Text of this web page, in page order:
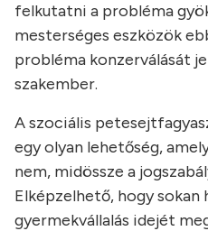
felkutatni a probléma
mesterséges eszközök
probléma konzerválását
szakember.
A szociális
egy olyan lehetőség,
nem, midössze a
Elképzelhető, hogy sokan
gyermekvállalás idejét